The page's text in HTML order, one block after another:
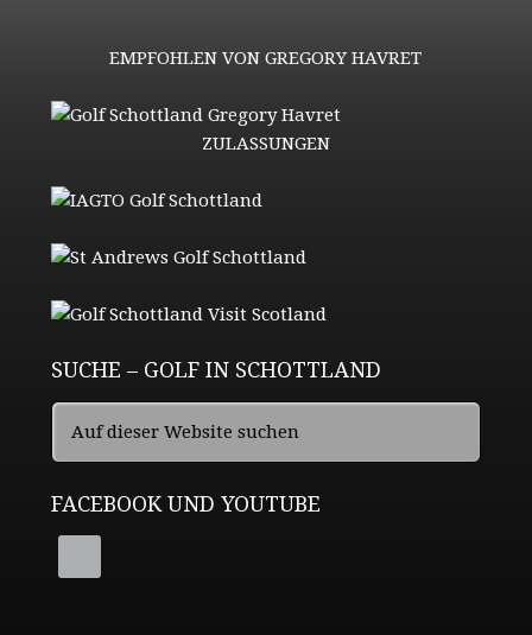
EMPFOHLEN VON GREGORY HAVRET
ZULASSUNGEN
SUCHE – GOLF IN SCHOTTLAND
FACEBOOK UND YOUTUBE